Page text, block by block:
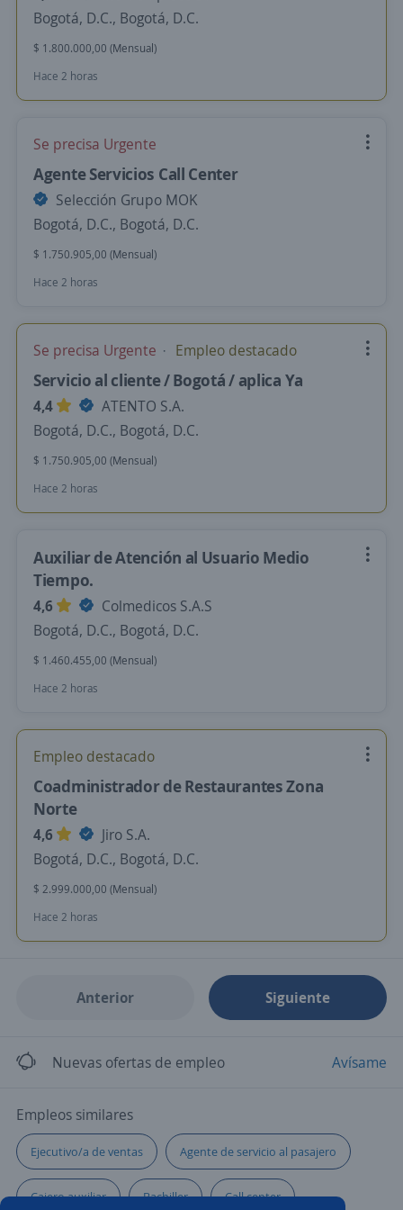
Bogotá, D.C., Bogotá, D.C.
$ 1.800.000,00 (Mensual)
Hace 2 horas
Se precisa Urgente
Agente Servicios Call Center
Selección Grupo MOK
Bogotá, D.C., Bogotá, D.C.
$ 1.750.905,00 (Mensual)
Hace 2 horas
Se precisa Urgente Empleo destacado
Servicio al cliente / Bogotá / aplica Ya
4,4
ATENTO S.A.
Bogotá, D.C., Bogotá, D.C.
$ 1.750.905,00 (Mensual)
Hace 2 horas
Auxiliar de Atención al Usuario Medio
Tiempo.
4,6
Colmedicos S.A.S
Bogotá, D.C., Bogotá, D.C.
$ 1.460.455,00 (Mensual)
Hace 2 horas
Empleo destacado
Coadministrador de Restaurantes Zona
Norte
4,6
Jiro S.A.
Bogotá, D.C., Bogotá, D.C.
$ 2.999.000,00 (Mensual)
Hace 2 horas
Anterior Siguiente
Nuevas ofertas de empleo Avísame
Empleos similares
Ejecutivo/a de ventas Agente de servicio al pasajero
Cajero auxiliar Bachiller Call center